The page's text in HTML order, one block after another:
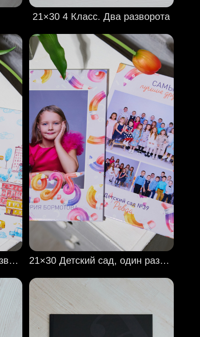
21×30 4 Класс. Два разворота
21×30 Детский сад. Два разворота 21×30 Детский сад, один разворот